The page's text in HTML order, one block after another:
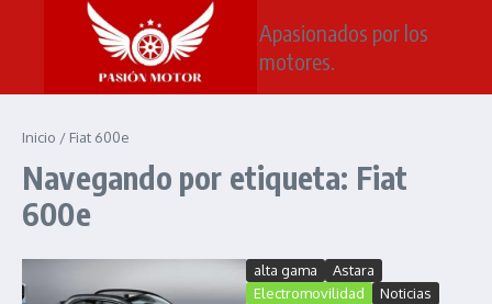
Saltar al contenido
Apasionados por los
motores.
Inicio / Fiat 600e
Navegando por etiqueta: Fiat
600e
alta gama
Astara
Electromovilidad
Noticias